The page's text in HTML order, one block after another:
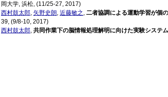
岡大学, 浜松, (11/25-27, 2017)
西村鼓太郎, 矢野史朗, 近藤敏之 , 二者協調による運動学習が個
39, (9/8-10, 2017)
西村鼓太郎, 共同作業下の脳情報処理解明に向けた実験システ